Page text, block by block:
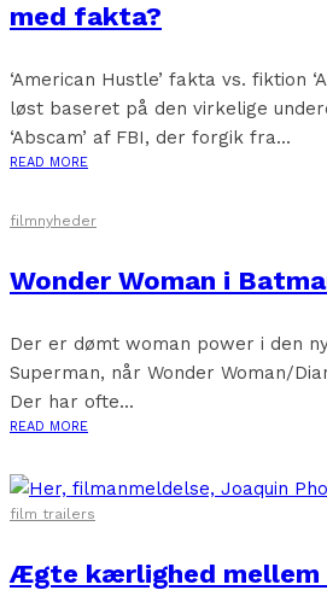
med fakta?
‘American Hustle’ fakta vs. fiktion
løst baseret på den virkelige
‘Abscam’ af FBI, der forgik fra...
READ MORE
filmnyheder
Wonder Woman i
Der er dømt woman power i den
Superman, når Wonder Woman/
Der har ofte...
READ MORE
film trailers
Ægte kærlighed mellem